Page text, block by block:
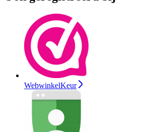
WebwinkelKeur